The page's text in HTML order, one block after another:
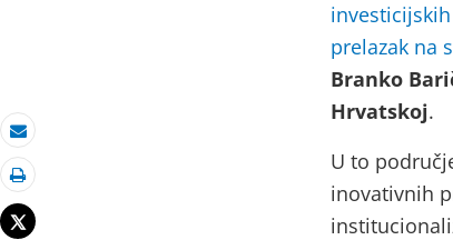
e-pošta
Ispiši
Tweet
prelazak na
Branko
Hrvatskoj.
U to
inovativnih